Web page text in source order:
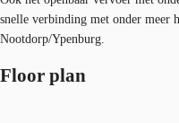
snelle verbinding met onder meer
Nootdorp/Ypenburg.
Floor plan